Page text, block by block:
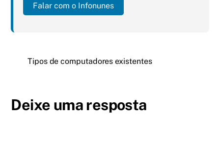
Falar com o Infonunes
Tipos de computadores existentes
Deixe uma resposta